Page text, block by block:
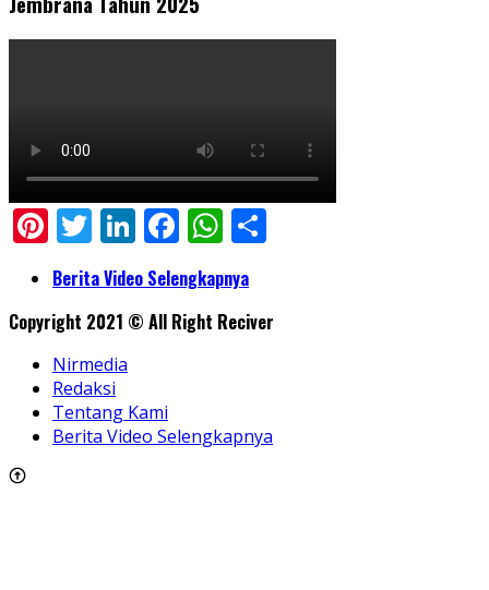
Pinterest
Twitter
LinkedIn
Facebook
WhatsApp
Berita Video Selengkapnya
Copyright 2021 © All Right Reciver
Nirmedia
Redaksi
Tentang Kami
Berita Video Selengkapnya